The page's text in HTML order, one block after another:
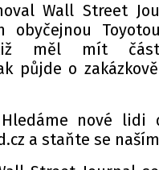
Wall Street
měl mít
půjde o
nové lidi
a staňte se